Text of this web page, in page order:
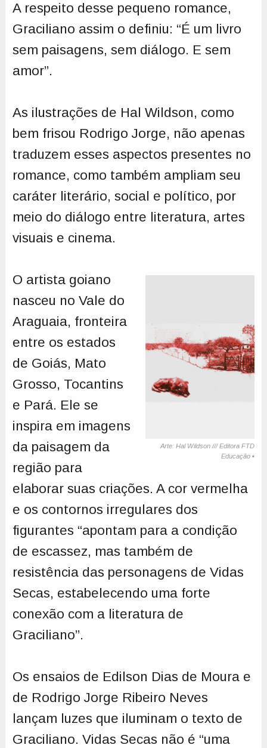
A respeito desse pequeno romance,
Graciliano assim o definiu: “É um livro
sem paisagens, sem diálogo. E sem
amor”.
As ilustrações de Hal Wildson, como
bem frisou Rodrigo Jorge, não apenas
traduzem esses aspectos presentes no
romance, como também ampliam seu
caráter literário, social e político, por
meio do diálogo entre literatura, artes
visuais e cinema.
Arte: Hal Wildson /// Editora FTD
Educação ▪️
O artista goiano
nasceu no Vale do
Araguaia, fronteira
entre os estados
de Goiás, Mato
Grosso, Tocantins
e Pará. Ele se
inspira em imagens
da paisagem da
região para
elaborar suas criações. A cor vermelha
e os contornos irregulares dos
figurantes “apontam para a condição
de escassez, mas também de
resistência das personagens de Vidas
Secas, estabelecendo uma forte
conexão com a literatura de
Graciliano”.
Os ensaios de Edilson Dias de Moura e
de Rodrigo Jorge Ribeiro Neves
lançam luzes que iluminam o texto de
Graciliano. Vidas Secas não é “uma